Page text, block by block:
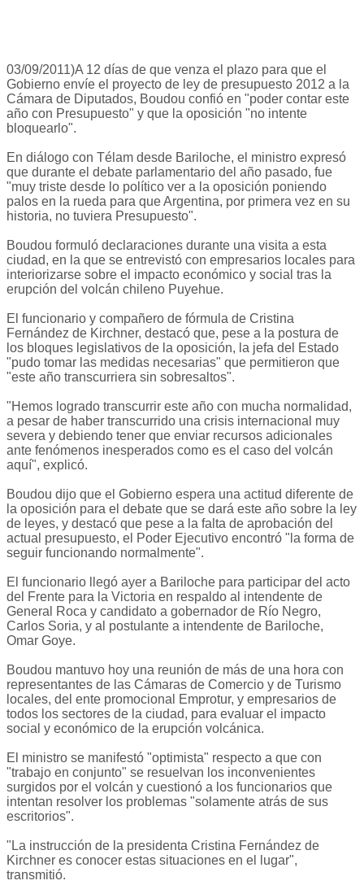
03/09/2011)A 12 días de que venza el plazo para que el
Gobierno envíe el proyecto de ley de presupuesto 2012 a la
Cámara de Diputados, Boudou confió en "poder contar este
año con Presupuesto" y que la oposición "no intente
bloquearlo".
En diálogo con Télam desde Bariloche, el ministro expresó
que durante el debate parlamentario del año pasado, fue
"muy triste desde lo político ver a la oposición poniendo
palos en la rueda para que Argentina, por primera vez en su
historia, no tuviera Presupuesto".
Boudou formuló declaraciones durante una visita a esta
ciudad, en la que se entrevistó con empresarios locales para
interiorizarse sobre el impacto económico y social tras la
erupción del volcán chileno Puyehue.
El funcionario y compañero de fórmula de Cristina
Fernández de Kirchner, destacó que, pese a la postura de
los bloques legislativos de la oposición, la jefa del Estado
"pudo tomar las medidas necesarias" que permitieron que
"este año transcurriera sin sobresaltos".
"Hemos logrado transcurrir este año con mucha normalidad,
a pesar de haber transcurrido una crisis internacional muy
severa y debiendo tener que enviar recursos adicionales
ante fenómenos inesperados como es el caso del volcán
aquí", explicó.
Boudou dijo que el Gobierno espera una actitud diferente de
la oposición para el debate que se dará este año sobre la ley
de leyes, y destacó que pese a la falta de aprobación del
actual presupuesto, el Poder Ejecutivo encontró "la forma de
seguir funcionando normalmente".
El funcionario llegó ayer a Bariloche para participar del acto
del Frente para la Victoria en respaldo al intendente de
General Roca y candidato a gobernador de Río Negro,
Carlos Soria, y al postulante a intendente de Bariloche,
Omar Goye.
Boudou mantuvo hoy una reunión de más de una hora con
representantes de las Cámaras de Comercio y de Turismo
locales, del ente promocional Emprotur, y empresarios de
todos los sectores de la ciudad, para evaluar el impacto
social y económico de la erupción volcánica.
El ministro se manifestó "optimista" respecto a que con
"trabajo en conjunto" se resuelvan los inconvenientes
surgidos por el volcán y cuestionó a los funcionarios que
intentan resolver los problemas "solamente atrás de sus
escritorios".
"La instrucción de la presidenta Cristina Fernández de
Kirchner es conocer estas situaciones en el lugar",
transmitió.